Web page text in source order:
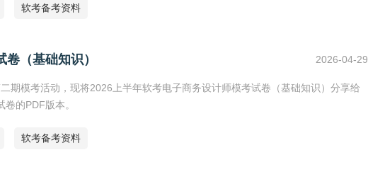
软考备考资料
（基础知识） 2026-04-29
期模考活动，现将2026上半年软考电子商务设计师模考试卷（基础知识）分享给
的PDF版本。
软考备考资料